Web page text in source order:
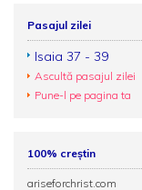
Pasajul zilei
Isaia 37 - 39
Ascultă pasajul zilei
Pune-l pe pagina ta
100% creștin
ariseforchrist.com